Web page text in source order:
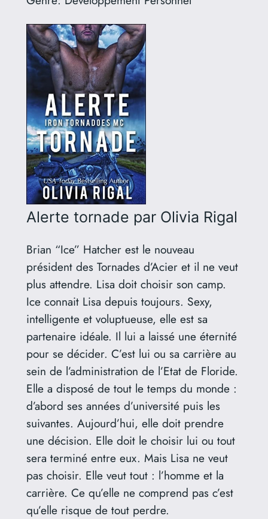
Alerte tornade par Olivia Rigal
Brian “Ice” Hatcher est le nouveau
président des Tornades d’Acier et il ne veut
plus attendre. Lisa doit choisir son camp.
Ice connait Lisa depuis toujours. Sexy,
intelligente et voluptueuse, elle est sa
partenaire idéale. Il lui a laissé une éternité
pour se décider. C’est lui ou sa carrière au
sein de l’administration de l’Etat de Floride.
Elle a disposé de tout le temps du monde :
d’abord ses années d’université puis les
suivantes. Aujourd’hui, elle doit prendre
une décision. Elle doit le choisir lui ou tout
sera terminé entre eux. Mais Lisa ne veut
pas choisir. Elle veut tout : l’homme et la
carrière. Ce qu’elle ne comprend pas c’est
qu’elle risque de tout perdre.